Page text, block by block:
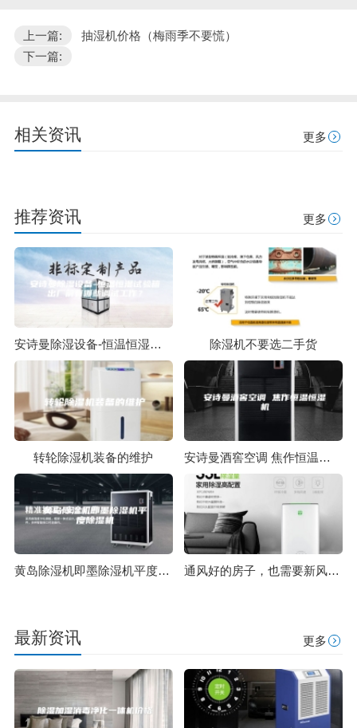
上一篇:
抽湿机价格（梅雨季不要慌）
下一篇:
相关资讯 更多
推荐资讯 更多
安诗曼除湿设备-恒温恒湿试验箱出厂前有哪些调试工作？ 除湿机不要选二手货
转轮除湿机装备的维护 安诗曼酒窖空调 焦作恒温恒湿机
黄岛除湿机即墨除湿机平度除湿机 通风好的房子，也需要新风除湿机
最新资讯 更多